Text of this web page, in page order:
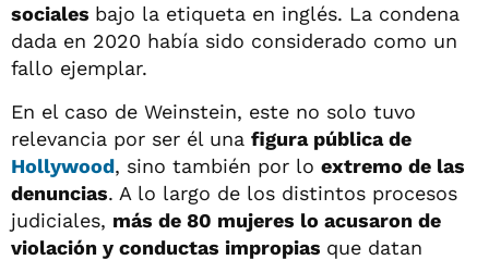
sociales bajo la etiqueta en inglés. La condena
dada en 2020 había sido considerado como un
fallo ejemplar.
En el caso de Weinstein, este no solo tuvo
relevancia por ser él una figura pública de
Hollywood, sino también por lo extremo de las
denuncias. A lo largo de los distintos procesos
judiciales, más de 80 mujeres lo acusaron de
violación y conductas impropias que datan